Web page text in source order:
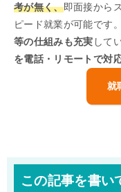
考が無く、即面接から
ピード就業が可能です
等の仕組みも充実 して
を電話・リモートで対
就
この記事を書い